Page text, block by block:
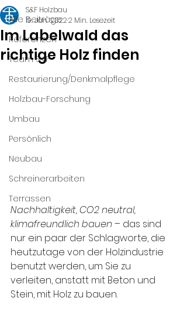
Alle Beiträge
Referenzen
Team S+F
Restaurierung/Denkmalpflege
Holzbau-Forschung
Umbau
Persönlich
Neubau
Schreinerarbeiten
Terrassen
Im Labelwald das
richtige Holz finden
S&F Holzbau
19. Jan. 20222 Min. Lesezeit
Nachhaltigkeit, CO2 neutral,
klimafreundlich bauen – das sind
nur ein paar der Schlagworte, die
heutzutage von der Holzindustrie
benutzt werden, um Sie zu
verleiten, anstatt mit Beton und
Stein, mit Holz zu bauen.